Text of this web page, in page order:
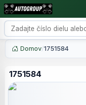
Domov/1751584
1751584